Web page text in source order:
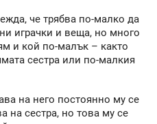
че трябва по-малко да
играчки и веща, но много
и кой по-малък – както
сестра или по-малкия
на него постоянно му се
на сестра, но това му се